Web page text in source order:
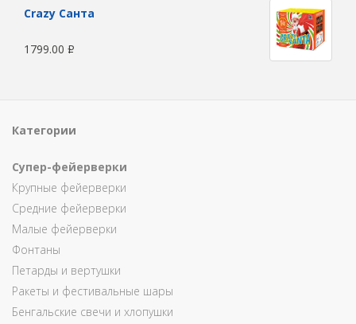
Сrazy Санта
1799.00 Р
Категории
Супер-фейерверки
Крупные фейерверки
Средние фейерверки
Малые фейерверки
Фонтаны
Петарды и вертушки
Ракеты и фестивальные шары
Бенгальские свечи и хлопушки